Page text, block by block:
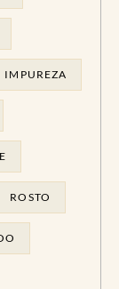
IMPUREZA
ROSTO